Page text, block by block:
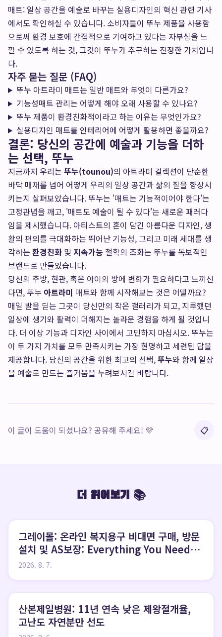
매트: 일상 공간을 예술로 바꾸는 실용디자인의 혁신 관련 기사
에서도 확인하실 수 있습니다. 소비자들이 뚜누 제품을 사용함
으로써 환경 보호에 간접적으로 기여하고 있다는 자부심을 느
낄 수 있도록 하는 것, 그것이 뚜누가 추구하는 진정한 가치입니
다.
자주 묻는 질문 (FAQ)
뚜누 아트라미 매트는 일반 매트와 무엇이 다른가요?
기능성매트 관리는 어떻게 해야 오래 사용할 수 있나요?
뚜누 제품이 환경친화적이라고 하는 이유는 무엇인가요?
실용디자인 매트를 인테리어에 어떻게 활용하면 좋을까요?
결론: 당신의 공간에 예술과 기능을 더하
는 선택, 뚜누
지금까지 우리는 뚜누(tounou)의 아트라미 컬렉션이 단순한
바닥 매재를 넘어 어떻게 우리의 일상 공간과 삶의 질을 향상시
키는지 살펴보았습니다. 뚜누는 '매트는 기능적이어야 한다'는
고정관념을 깨고, '매트도 예술이 될 수 있다'는 새로운 패러다
임을 제시했습니다. 아티스트의 혼이 담긴 아름다운 디자인, 생
활의 편의를 극대화하는 뛰어난 기능성, 그리고 미래 세대를 생
각하는 환경친화 및 지속가능 철학의 조화는 뚜누를 독보적인
브랜드로 만들었습니다.
당신의 주방, 현관, 혹은 아이의 방에 변화가 필요하다고 느끼신
다면, 뚜누 아트라미 매트와 함께 시작해보는 것은 어떨까요?
매일 발을 딛는 그곳이 당신만의 작은 갤러리가 되고, 지루했던
일상에 생기와 활력이 더해지는 놀라운 경험을 하게 될 것입니
다. 더 이상 기능과 디자인 사이에서 고민하지 마십시오. 뚜누는
이 두 가지 가치를 모두 만족시키는 가장 현명하고 세련된 답을
제공합니다. 당신의 공간을 위한 최고의 선택,뚜누와 함께 일상
을 예술로 만드는 즐거움을 누려보시길 바랍니다.
이 글이 도움이 되셨나요? 공유해 주세요! 💜 📋
더 읽어보기 📚
그레이몰: 온라인 복지용구 비대면 구매, 방문
설치 및 AS보장: Everything You Need
to Know
2026. 8. 7.
산본제일병원: 11년 연속 낮은 제왕절개율,
고난도 자연분만 선도